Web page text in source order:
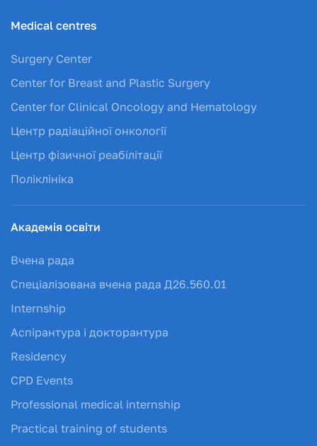
Medical centres
Surgery Center
Center for Breast and Plastic Surgery
Center for Clinical Oncology and Hematology
Центр радіаційної онкології
Центр фізичної реабілітації
Поліклініка
Академія освіти
Вчена рада
Спеціалізована вчена рада Д26.560.01
Internship
Аспірантура і докторантура
Residency
CPD Events
Professional medical internship
Practical training of students